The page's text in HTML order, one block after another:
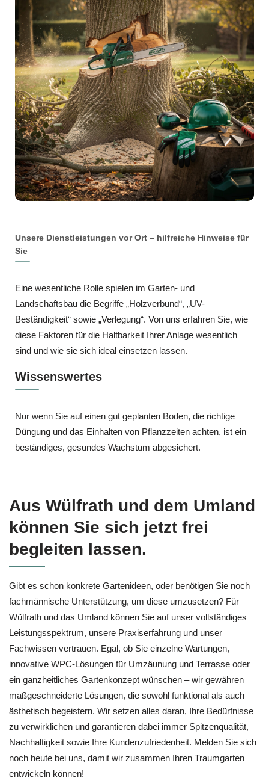
Unsere Dienstleistungen vor Ort – hilfreiche Hinweise für
Sie
Eine wesentliche Rolle spielen im Garten- und
Landschaftsbau die Begriffe „Holzverbund“, „UV-
Beständigkeit“ sowie „Verlegung“. Von uns erfahren Sie, wie
diese Faktoren für die Haltbarkeit Ihrer Anlage wesentlich
sind und wie sie sich ideal einsetzen lassen.
Wissenswertes
Nur wenn Sie auf einen gut geplanten Boden, die richtige
Düngung und das Einhalten von Pflanzzeiten achten, ist ein
beständiges, gesundes Wachstum abgesichert.
Aus Wülfrath und dem Umland
können Sie sich jetzt frei
begleiten lassen.
Gibt es schon konkrete Gartenideen, oder benötigen Sie noch
fachmännische Unterstützung, um diese umzusetzen? Für
Wülfrath und das Umland können Sie auf unser vollständiges
Leistungsspektrum, unsere Praxiserfahrung und unser
Fachwissen vertrauen. Egal, ob Sie einzelne Wartungen,
innovative WPC-Lösungen für Umzäunung und Terrasse oder
ein ganzheitliches Gartenkonzept wünschen – wir gewähren
maßgeschneiderte Lösungen, die sowohl funktional als auch
ästhetisch begeistern. Wir setzen alles daran, Ihre Bedürfnisse
zu verwirklichen und garantieren dabei immer Spitzenqualität,
Nachhaltigkeit sowie Ihre Kundenzufriedenheit. Melden Sie sich
noch heute bei uns, damit wir zusammen Ihren Traumgarten
entwickeln können!